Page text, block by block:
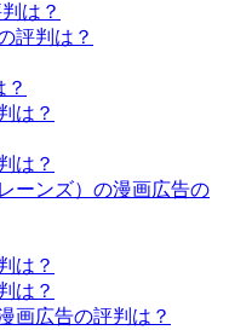
は？
評判は？
は？
は？
ーンズ）の漫画広告の
は？
は？
画広告の評判は？